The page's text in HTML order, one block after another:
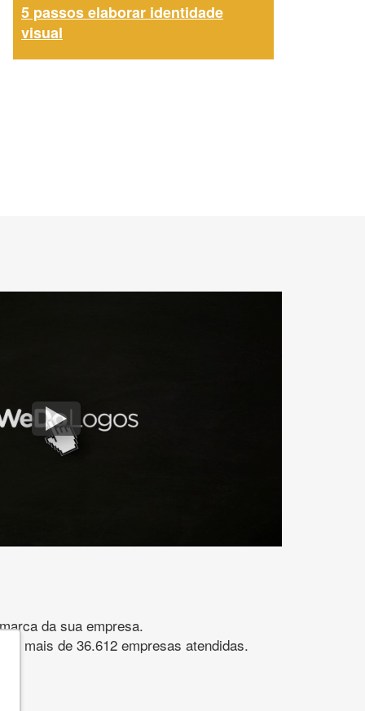
5 passos elaborar identidade
visual
da sua empresa.
mais de 36.612 empresas atendidas.